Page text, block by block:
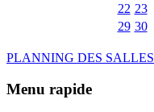
22 23
29 30
PLANNING DES SALLES
Menu rapide